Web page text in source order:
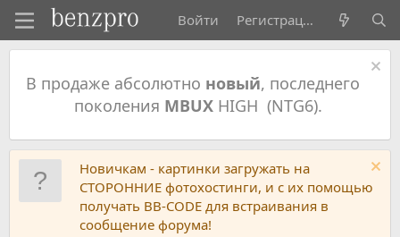
Войти Регистрация
В продаже абсолютно новый, последнего
поколения MBUXHIGH (NTG6).
Новичкам - картинки загружать на
СТОРОННИЕ фотохостинги, и с их помощью
получать BB-CODE для встраивания в
сообщение форума!